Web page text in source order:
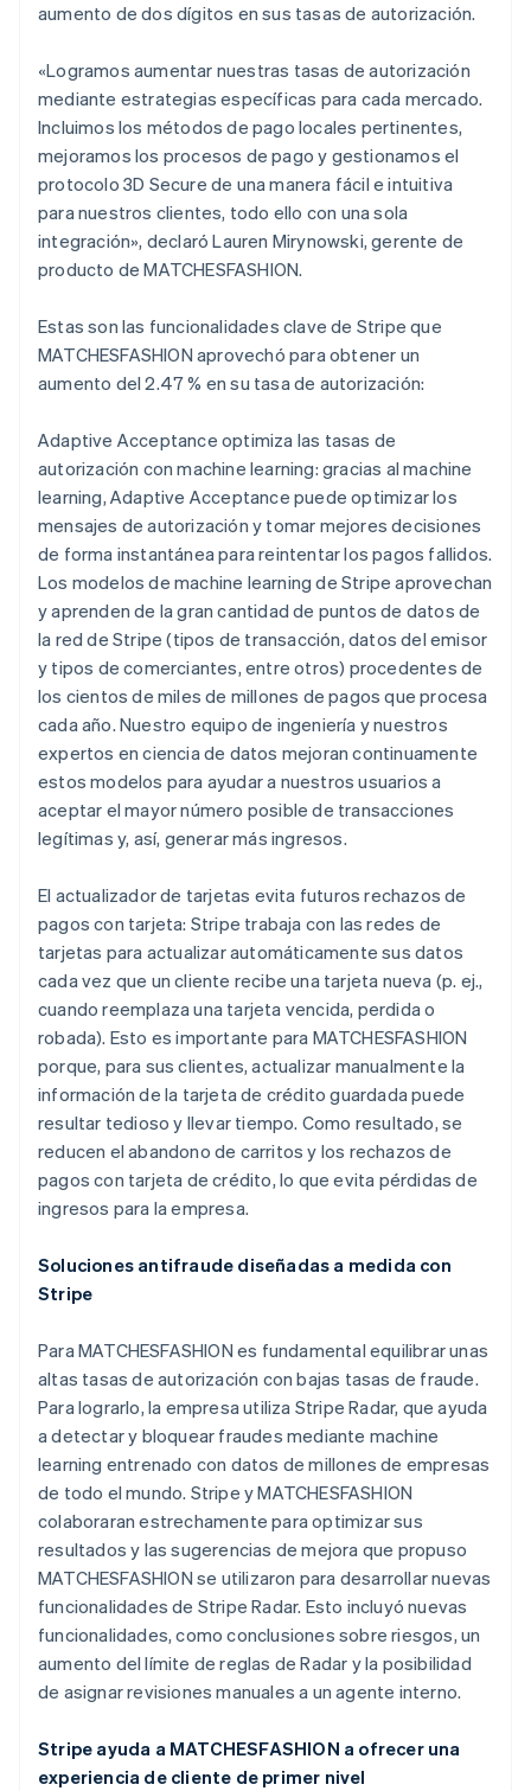
aumento de dos dígitos en sus tasas de autorización.
«Logramos aumentar nuestras tasas de autorización
mediante estrategias específicas para cada mercado.
Incluimos los métodos de pago locales pertinentes,
mejoramos los procesos de pago y gestionamos el
protocolo 3D Secure de una manera fácil e intuitiva
para nuestros clientes, todo ello con una sola
integración», declaró Lauren Mirynowski, gerente de
producto de MATCHESFASHION.
Estas son las funcionalidades clave de Stripe que
MATCHESFASHION aprovechó para obtener un
aumento del 2.47 % en su tasa de autorización:
Adaptive Acceptance optimiza las tasas de
autorización con machine learning: gracias al machine
learning, Adaptive Acceptance puede optimizar los
mensajes de autorización y tomar mejores decisiones
de forma instantánea para reintentar los pagos fallidos.
Los modelos de machine learning de Stripe aprovechan
y aprenden de la gran cantidad de puntos de datos de
la red de Stripe (tipos de transacción, datos del emisor
y tipos de comerciantes, entre otros) procedentes de
los cientos de miles de millones de pagos que procesa
cada año. Nuestro equipo de ingeniería y nuestros
expertos en ciencia de datos mejoran continuamente
estos modelos para ayudar a nuestros usuarios a
aceptar el mayor número posible de transacciones
legítimas y, así, generar más ingresos.
El actualizador de tarjetas evita futuros rechazos de
pagos con tarjeta: Stripe trabaja con las redes de
tarjetas para actualizar automáticamente sus datos
cada vez que un cliente recibe una tarjeta nueva (p. ej.,
cuando reemplaza una tarjeta vencida, perdida o
robada). Esto es importante para MATCHESFASHION
porque, para sus clientes, actualizar manualmente la
información de la tarjeta de crédito guardada puede
resultar tedioso y llevar tiempo. Como resultado, se
reducen el abandono de carritos y los rechazos de
pagos con tarjeta de crédito, lo que evita pérdidas de
ingresos para la empresa.
Soluciones antifraude diseñadas a medida con
Stripe
Para MATCHESFASHION es fundamental equilibrar unas
altas tasas de autorización con bajas tasas de fraude.
Para lograrlo, la empresa utiliza Stripe Radar, que ayuda
a detectar y bloquear fraudes mediante machine
learning entrenado con datos de millones de empresas
de todo el mundo. Stripe y MATCHESFASHION
colaboraran estrechamente para optimizar sus
resultados y las sugerencias de mejora que propuso
MATCHESFASHION se utilizaron para desarrollar nuevas
funcionalidades de Stripe Radar. Esto incluyó nuevas
funcionalidades, como conclusiones sobre riesgos, un
aumento del límite de reglas de Radar y la posibilidad
de asignar revisiones manuales a un agente interno.
Stripe ayuda a MATCHESFASHION a ofrecer una
experiencia de cliente de primer nivel